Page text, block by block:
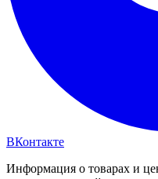
ВКонтакте
Информация о товарах и